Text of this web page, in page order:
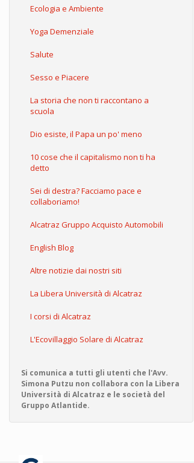
Ecologia e Ambiente
Yoga Demenziale
Salute
Sesso e Piacere
La storia che non ti raccontano a
scuola
Dio esiste, il Papa un po' meno
10 cose che il capitalismo non ti ha
detto
Sei di destra? Facciamo pace e
collaboriamo!
Alcatraz Gruppo Acquisto Automobili
English Blog
Altre notizie dai nostri siti
La Libera Università di Alcatraz
I corsi di Alcatraz
L'Ecovillaggio Solare di Alcatraz
Si comunica a tutti gli utenti che l'Avv.
Simona Putzu non collabora con la Libera
Università di Alcatraz e le società del
Gruppo Atlantide.